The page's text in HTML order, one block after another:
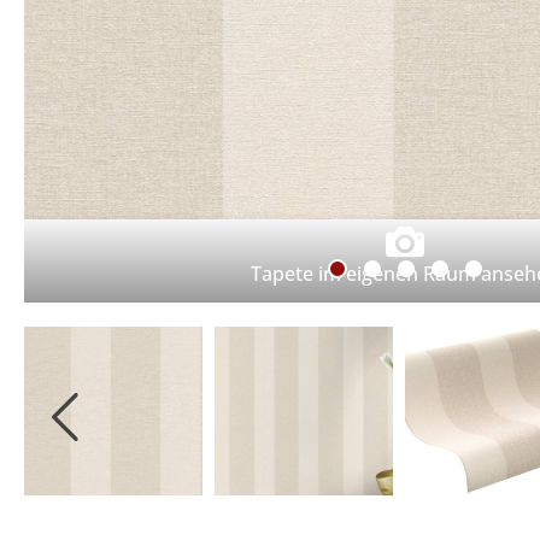
Tapete im eigenen Raum